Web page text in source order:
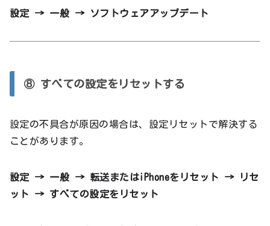
設定 → 一般 → ソフトウェアアップデート
⑧ すべての設定をリセットする
設定の不具合が原因の場合は、設定リセットで解決する
ことがあります。
設定 → 一般 → 転送またはiPhoneをリセット → リセ
ット → すべての設定をリセット